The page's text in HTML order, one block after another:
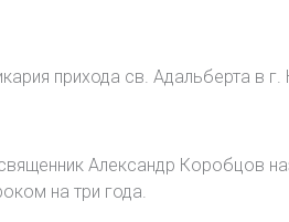
прихода св. Адальберта в г.
Александр Коробцов
на три года.